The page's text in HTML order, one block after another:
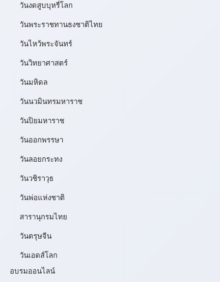
วันงดสูบบุหรี่โลก
วันพระราชทานธงชาติไทย
วันไหว้พระจันทร์​
วันวิทยาศาสตร์
วันมหิดล
วันนวมินทรมหาราช
วันปิยมหาราช
วันออกพรรษา
วันลอยกระทง
วันวชิราวุธ
วันพ่อแห่งชาติ
สารานุกรมไทย
วันตรุษจีน
วันเอดส์โลก
อบรมออนไลน์